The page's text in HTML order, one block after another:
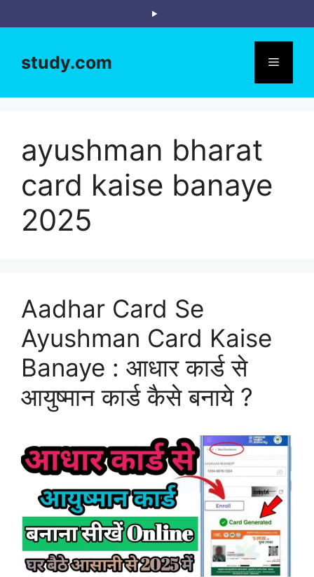
to
study.com Menu
ayushman bharat
card kaise banaye
2025
Aadhar Card Se
Ayushman Card Kaise
Banaye : आधार कार्ड से
आयुष्मान कार्ड कैसे बनाये ?